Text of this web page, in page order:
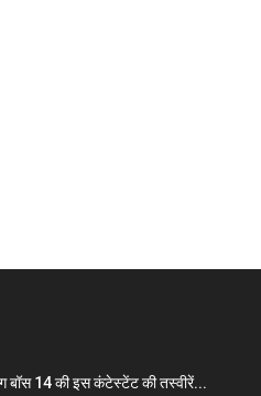
बॉस 14 की इस कंटेस्टेंट की तस्वीरें...